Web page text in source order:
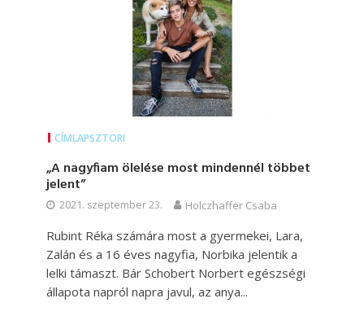
CÍMLAPSZTORI
„A nagyfiam ölelése most mindennél többet
jelent”
2021. szeptember 23. Holczhaffer Csaba
Rubint Réka számára most a gyermekei, Lara,
Zalán és a 16 éves nagyfia, Norbika jelentik a
lelki támaszt. Bár Schobert Norbert egészségi
állapota napról napra javul, az anya...